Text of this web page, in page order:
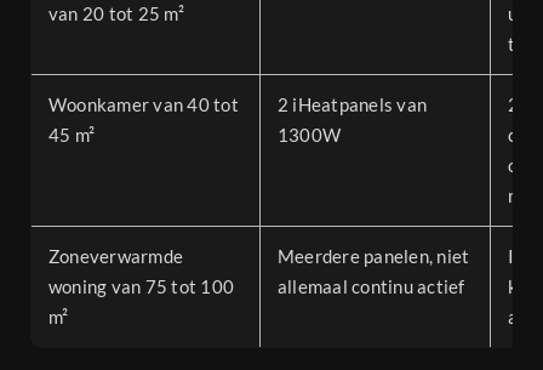
van 20 tot 25 m²
uur
tot
Woonkamer van 40 tot
45 m²
2 iHeatpanels van
1300W
2,6
Zoneverwarmde
woning van 75 tot 100
m²
Meerdere panelen, niet
allemaal continu actief